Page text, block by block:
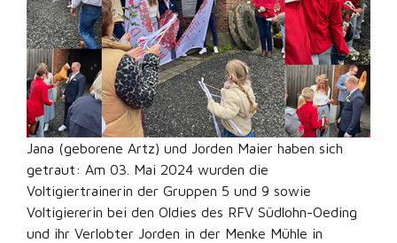
Jana (geborene Artz) und Jorden Maier haben sich
getraut: Am 03. Mai 2024 wurden die
Voltigiertrainerin der Gruppen 5 und 9 sowie
Voltigiererin bei den Oldies des RFV Südlohn-Oeding
und ihr Verlobter Jorden in der Menke Mühle in